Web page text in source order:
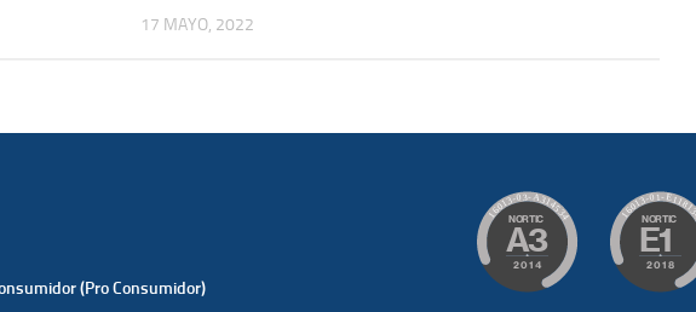
17 MAYO, 2022
(Pro Consumidor)